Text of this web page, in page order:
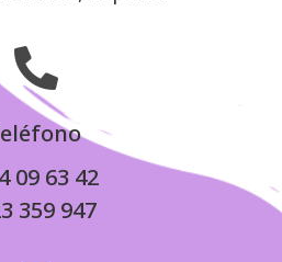

09 63 42
359 947